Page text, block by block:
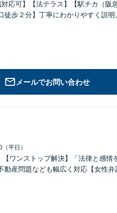
応可】【法テラス】【駅チカ（阪
歩２分】丁寧にわかりやすく説明
メールでお問い合わせ
平日）
ワンストップ解決】「法律と感情
産問題なども幅広く対応【女性弁